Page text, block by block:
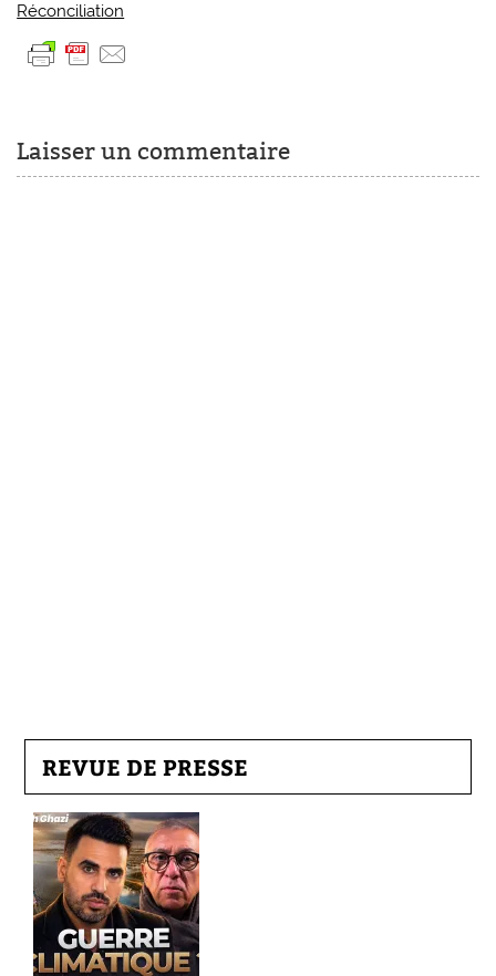
Réconciliation
Laisser un commentaire
REVUE DE PRESSE